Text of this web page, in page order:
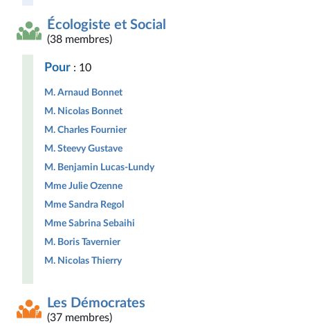
Écologiste et Social
(38 membres)
Pour : 10
M. Arnaud Bonnet
M. Nicolas Bonnet
M. Charles Fournier
M. Steevy Gustave
M. Benjamin Lucas-Lundy
Mme Julie Ozenne
Mme Sandra Regol
Mme Sabrina Sebaihi
M. Boris Tavernier
M. Nicolas Thierry
Les Démocrates
(37 membres)